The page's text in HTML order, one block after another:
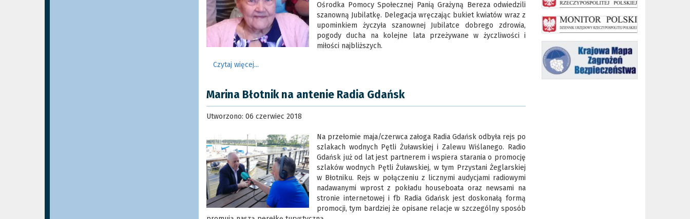
Ośrodka Pomocy Społecznej Panią Grażyną Bereza odwiedzili
szanowną Jubilatkę. Delegacja wręczając bukiet kwiatów wraz z
upominkiem życzyła szanownej Jubilatce dobrego zdrowia,
pogody ducha na kolejne lata przeżywane w życzliwości i
miłości najbliższych.
Czytaj więcej...
Marina Błotnik na antenie Radia Gdańsk
Utworzono: 06 czerwiec 2018
Na przełomie maja/czerwca załoga Radia Gdańsk odbyła rejs po
szlakach wodnych Pętli Żuławskiej i Zalewu Wiślanego. Radio
Gdańsk już od lat jest partnerem i wspiera starania o promocję
szlaków wodnych Pętli Żuławskiej, w tym Przystani Żeglarskiej
w Błotniku. Rejs w połączeniu z licznymi audycjami radiowymi
nadawanymi wprost z pokładu houseboata oraz newsami na
stronie internetowej i fb Radia Gdańsk jest doskonałą formą
promocji, tym bardziej że opisane relacje w szczególny sposób